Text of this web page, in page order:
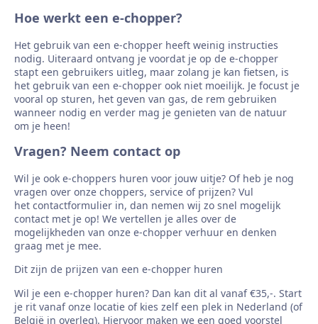
Hoe werkt een e-chopper?
Het gebruik van een e-chopper heeft weinig instructies
nodig. Uiteraard ontvang je voordat je op de e-chopper
stapt een gebruikers uitleg, maar zolang je kan fietsen, is
het gebruik van een e-chopper ook niet moeilijk. Je focust je
vooral op sturen, het geven van gas, de rem gebruiken
wanneer nodig en verder mag je genieten van de natuur
om je heen!
Vragen? Neem contact op
Wil je ook e-choppers huren voor jouw uitje? Of heb je nog
vragen over onze choppers, service of prijzen? Vul
het contactformulier in, dan nemen wij zo snel mogelijk
contact met je op! We vertellen je alles over de
mogelijkheden van onze e-chopper verhuur en denken
graag met je mee.
Dit zijn de prijzen van een e-chopper huren
Wil je een e-chopper huren? Dan kan dit al vanaf €35,-. Start
je rit vanaf onze locatie of kies zelf een plek in Nederland (of
België in overleg). Hiervoor maken we een goed voorstel